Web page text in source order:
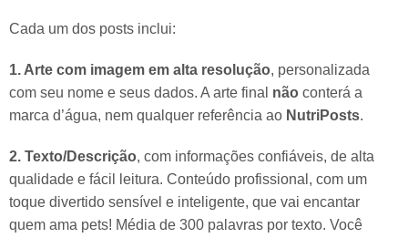
Cada um dos posts inclui:
1. Arte com imagem em alta resolução, personalizada
com seu nome e seus dados. A arte final não conterá a
marca d’água, nem qualquer referência ao NutriPosts.
2. Texto/Descrição, com informações confiáveis, de alta
qualidade e fácil leitura. Conteúdo profissional, com um
toque divertido sensível e inteligente, que vai encantar
quem ama pets! Média de 300 palavras por texto. Você